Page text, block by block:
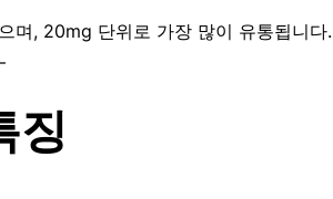
며, 20mg 단위로 가장 많이 유통됩니다.
징